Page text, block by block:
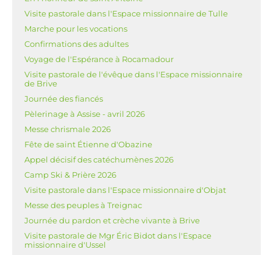
Visite pastorale dans l'Espace missionnaire de Tulle
Marche pour les vocations
Confirmations des adultes
Voyage de l'Espérance à Rocamadour
Visite pastorale de l'évêque dans l'Espace missionnaire
de Brive
Journée des fiancés
Pèlerinage à Assise - avril 2026
Messe chrismale 2026
Fête de saint Étienne d'Obazine
Appel décisif des catéchumènes 2026
Camp Ski & Prière 2026
Visite pastorale dans l'Espace missionnaire d'Objat
Messe des peuples à Treignac
Journée du pardon et crèche vivante à Brive
Visite pastorale de Mgr Éric Bidot dans l'Espace
missionnaire d'Ussel